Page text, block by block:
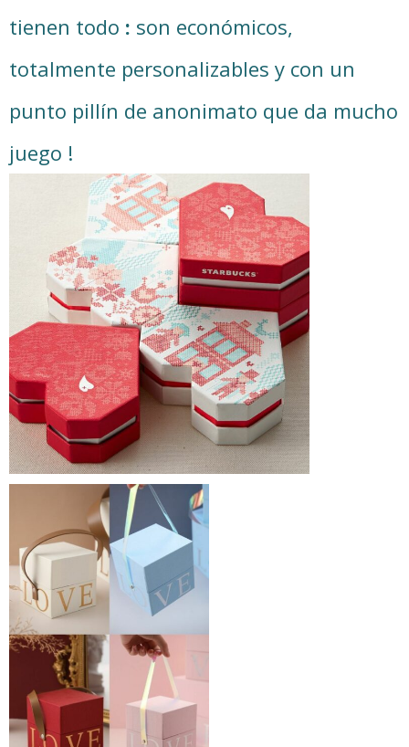
tienen todo : son económicos,
totalmente personalizables y con un
punto pillín de anonimato que da mucho
juego !